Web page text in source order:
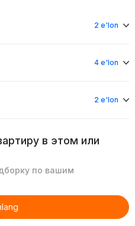
2 e'lon
4 e'lon
2 e'lon
в этом или
по вашим